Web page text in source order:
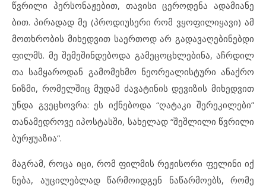
წვრილი პერსონაჟებით, თავისი ცეროდენა ადამიანე
ბით. პირადად მე (პროდიუსერი რომ ვყოფილიყავი) ამ
მოთხრობის მიხედვით საერთოდ არ გადავაღებინებდი
ფილმს. მე შემეშინდებოდა გამეცოცხლებინა, აჩრდილ
თა სამყაროდან გამომეხმო ნეორეალისტური ანაქრო
ნიზმი, რომელშიც მუდამ ძავატინის დევიზის მიხედვით
უნდა გვეცხოვრა: ეს იქნებოდა “ღატაკი შერეკილები”
თანამედროვე იპოსტასში, სახელად “შეშლილი წვრილი
ბურჟუაზია”.
მაგრამ, როცა იცი, რომ ფილმის რეჟისორი ფელინი იქ
ნება, აუცილებლად წარმოიდგენ ნაწარმოებს, რომე